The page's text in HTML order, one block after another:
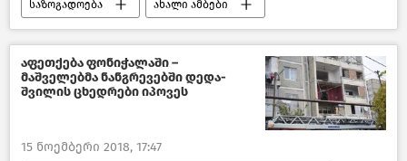
საზოგადოება ახალი ამბები
საქართველო
კულტურა საქართველოში
აფეთქება ფონიჭალაში –
მაშველებმა ნანგრევებში დედა-
შვილის ცხედრები იპოვეს
15 ნოემბერი 2018, 17:47